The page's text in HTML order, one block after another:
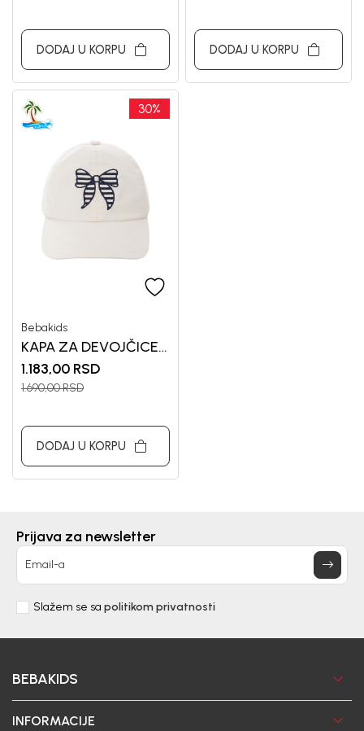
DODAJ U KORPU DODAJ U KORPU
30%
Bebakids
KAPA ZA DEVOJČICE
BEBAKIDS
1.183,00 RSD
1.690,00RSD
DODAJ U KORPU
Prijava za newsletter
Email-a
Slažem se sa politikom privatnosti
BEBAKIDS
INFORMACIJE